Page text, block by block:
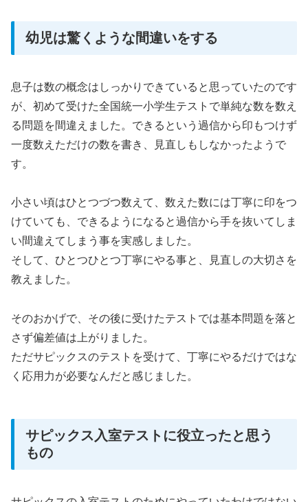
幼児は驚くような間違いをする
息子は数の概念はしっかりできていると思っていたのです
が、初めて受けた全国統一小学生テストで単純な数を数え
る問題を間違えました。できるという過信から印もつけず
一度数えただけの数を書き、見直しもしなかったようで
す。
小さい頃はひとつづつ数えて、数えた数には丁寧に印をつ
けていても、できるようになると過信から手を抜いてしま
い間違えてしまう事を実感しました。
そして、ひとつひとつ丁寧にやる事と、見直しの大切さを
教えました。
そのおかげで、その後に受けたテストでは基本問題を落と
さず偏差値は上がりました。
ただサピックスのテストを受けて、丁寧にやるだけではな
く応用力が必要なんだと感じました。
サピックス入室テストに役立ったと思う
もの